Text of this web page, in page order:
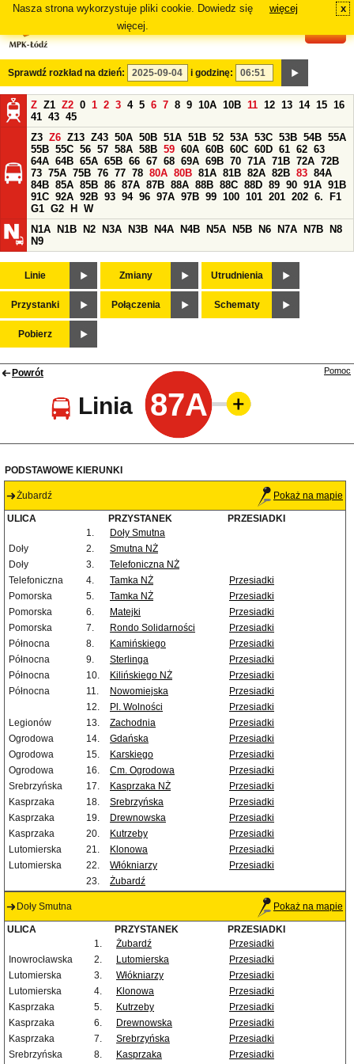
Nasza strona wykorzystuje pliki cookie. Dowiedz się
więcej.
więcej x
Sprawdź rozkład na dzień: i godzinę:
Z Z1 Z2 0 1 2 3 4 5 6 7 8 9 10A 10B 11 12 13 14 15 16
41 43 45
Z3 Z6 Z13 Z43 50A 50B 51A 51B 52 53A 53C 53B 54B 55A
55B 55C 56 57 58A 58B 59 60A 60B 60C 60D 61 62 63
64A 64B 65A 65B 66 67 68 69A 69B 70 71A 71B 72A 72B
73 75A 75B 76 77 78 80A 80B 81A 81B 82A 82B 83 84A
84B 85A 85B 86 87A 87B 88A 88B 88C 88D 89 90 91A 91B
91C 92A 92B 93 94 96 97A 97B 99 100 101 201 202 6.
F1
G1 G2 H
W
N1A
N1B N2 N3A N3B N4A N4B N5A N5B N6 N7A N7B
N8
N9
Linie Zmiany Utrudnienia
Przystanki Połączenia Schematy
Pobierz
Powrót
Linia 87A
Pomoc
PODSTAWOWE KIERUNKI
Żubardź Pokaż na mapie
ULICA PRZYSTANEK
PRZESIADKI
1.
Doły Smutna
Doły
2.
Smutna NŻ
Doły
3.
Telefoniczna NŻ
Telefoniczna
4. Tamka NŻ
Przesiadki
Pomorska
5. Tamka NŻ
Przesiadki
Pomorska
6. Matejki
Przesiadki
Pomorska
7. Rondo Solidarności
Przesiadki
Północna
8. Kamińskiego
Przesiadki
Północna
9. Sterlinga
Przesiadki
Północna
10. Kilińskiego NŻ
Przesiadki
Północna
11. Nowomiejska
Przesiadki
12.
Pl. Wolności
Przesiadki
Legionów
13. Zachodnia
Przesiadki
Ogrodowa
14. Gdańska
Przesiadki
Ogrodowa
15. Karskiego
Przesiadki
Ogrodowa
16. Cm. Ogrodowa
Przesiadki
Srebrzyńska
17. Kasprzaka NŻ
Przesiadki
Kasprzaka
18. Srebrzyńska
Przesiadki
Kasprzaka
19. Drewnowska
Przesiadki
Kasprzaka
20. Kutrzeby
Przesiadki
Lutomierska
21. Klonowa
Przesiadki
Lutomierska
22. Włókniarzy
Przesiadki
23.
Żubardź
Doły Smutna Pokaż na mapie
ULICA PRZYSTANEK
PRZESIADKI
1.
Żubardź
Przesiadki
Inowrocławska
2. Lutomierska
Przesiadki
Lutomierska
3. Włókniarzy
Przesiadki
Lutomierska
4. Klonowa
Przesiadki
Kasprzaka
5. Kutrzeby
Przesiadki
Kasprzaka
6. Drewnowska
Przesiadki
Kasprzaka
7. Srebrzyńska
Przesiadki
Srebrzyńska
8. Kasprzaka Przesiadki